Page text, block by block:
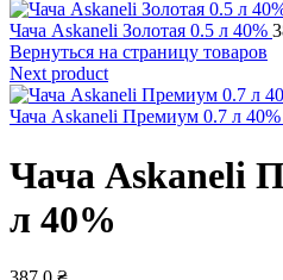
Чача Askaneli Золотая 0.5 л 40%
Вернуться на страницу товаров
Next product
Чача Askaneli Премиум 0.7 л 40%
Чача Askaneli
л 40%